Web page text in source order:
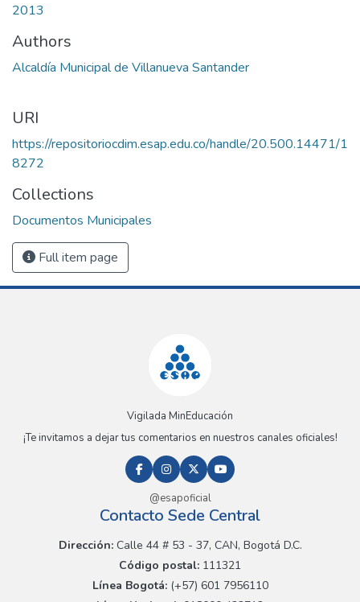
2013
Authors
Alcaldía Municipal de Villanueva Santander
URI
https://repositoriocdim.esap.edu.co/handle/20.500.14471/1
8272
Collections
Documentos Municipales
Full item page
Vigilada MinEducación
¡Te invitamos a dejar tus comentarios en nuestros canales oficiales!
@esapoficial
Contacto Sede Central
Dirección:Calle 44 # 53 - 37, CAN, Bogotá D.C.
Código postal: 111321
Línea Bogotá:(+57) 601 7956110